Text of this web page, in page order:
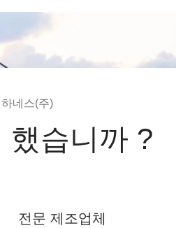
네스(주)
했습니까 ?
전문 제조업체